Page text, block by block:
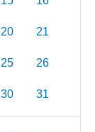
20 21
25 26
30 31